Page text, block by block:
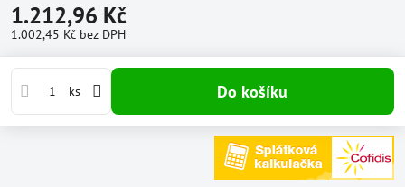
1.212,96 Kč
1.002,45 Kč bez DPH
ks Do košíku